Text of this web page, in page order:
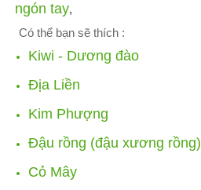
ngón tay,
Có thể bạn sẽ thích :
Kiwi - Dương đào
Địa Liền
Kim Phượng
Đậu rồng (đậu xương rồng)
Cỏ Mây